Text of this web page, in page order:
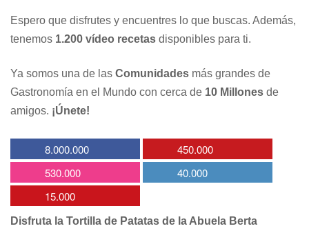
Espero que disfrutes y encuentres lo que buscas. Además,
tenemos 1.200 vídeo recetas disponibles para ti.
Ya somos una de las Comunidades más grandes de
Gastronomía en el Mundo con cerca de 10 Millones de
amigos. ¡Únete!
8.000.000
450.000
530.000
40.000
15.000
Disfruta la Tortilla de Patatas de la Abuela Berta